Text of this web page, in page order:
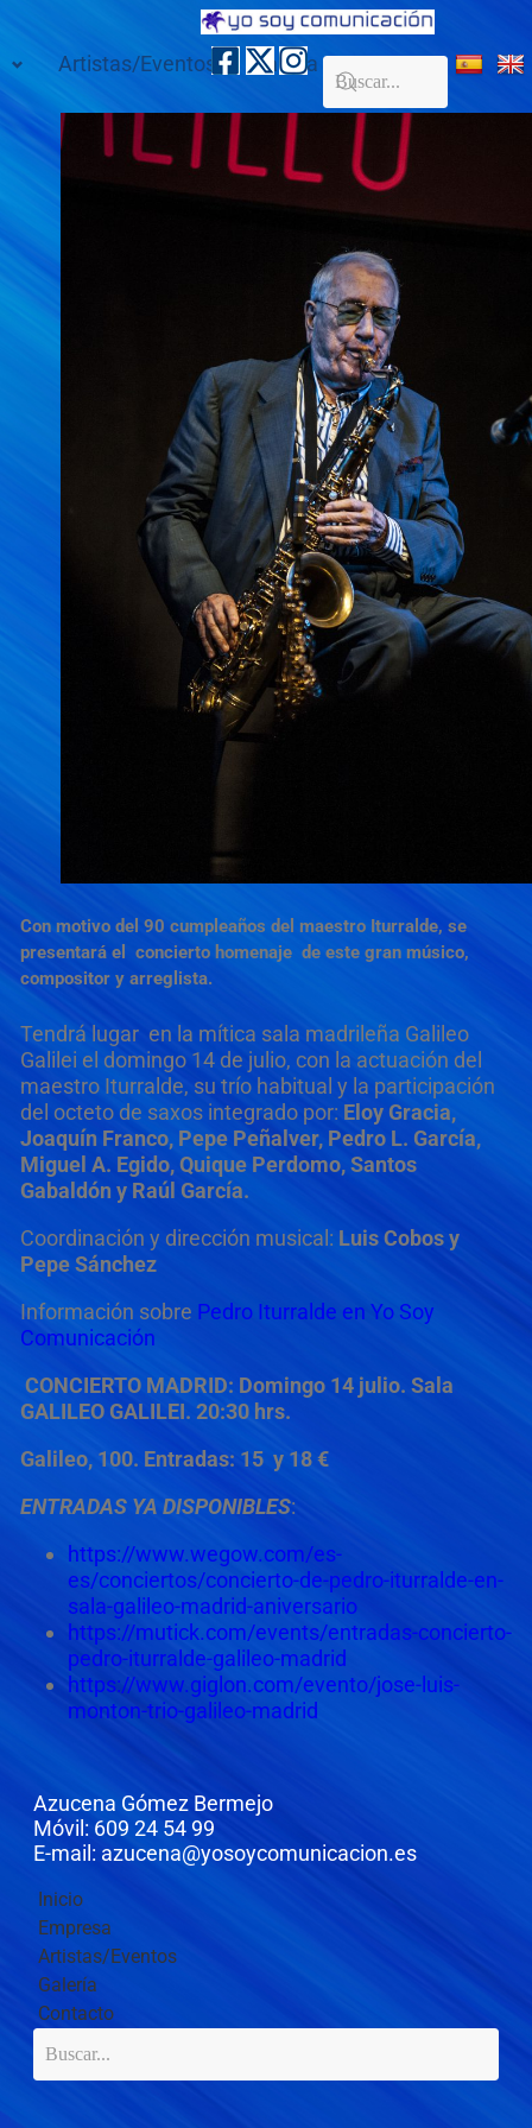
Artistas/Eventos Galería Contacto
Con motivo del 90 cumpleaños del maestro Iturralde, se
presentará el concierto homenaje de este gran músico,
compositor y arreglista.
Tendrá lugar en la mítica sala madrileña Galileo
Galilei el domingo 14 de julio, con la actuación del
maestro Iturralde, su trío habitual y la participación
del octeto de saxos integrado por: Eloy Gracia,
Joaquín Franco, Pepe Peñalver, Pedro L. García,
Miguel A. Egido, Quique Perdomo, Santos
Gabaldón y Raúl García.
Coordinación y dirección musical: Luis Cobos y
Pepe Sánchez
Información sobre Pedro Iturralde en Yo Soy
Comunicación
CONCIERTO MADRID: Domingo 14 julio. Sala
GALILEO GALILEI. 20:30 hrs.
Galileo, 100. Entradas: 15 y 18 €
ENTRADAS YA DISPONIBLES:
https://www.wegow.com/es-
es/conciertos/concierto-de-pedro-iturralde-en-
sala-galileo-madrid-aniversario
https://mutick.com/events/entradas-concierto-
pedro-iturralde-galileo-madrid
https://www.giglon.com/evento/jose-luis-
monton-trio-galileo-madrid
Azucena Gómez Bermejo
Móvil: 609 24 54 99
E-mail: azucena@yosoycomunicacion.es
Inicio
Empresa
Artistas/Eventos
Galería
Contacto